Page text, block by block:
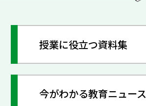
授業に役立つ資料集
今がわかる教育ニュース